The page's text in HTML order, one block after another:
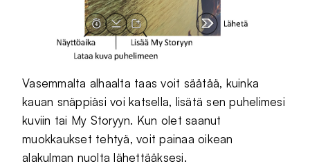
Vasemmalta alhaalta taas voit säätää, kuinka
kauan snäppiäsi voi katsella, lisätä sen puhelimesi
kuviin tai My Storyyn. Kun olet saanut
muokkaukset tehtyä, voit painaa oikean
alakulman nuolta lähettääksesi.